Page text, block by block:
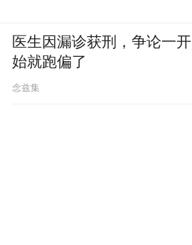
医生因漏诊获刑，争论一开
始就跑偏了
念兹集